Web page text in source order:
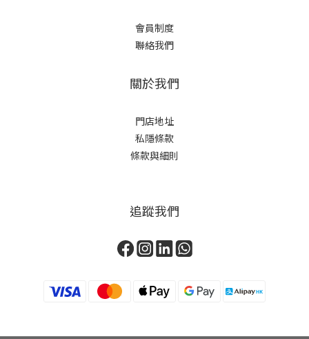
會員制度
聯絡我們
關於我們
門店地址
私隱條款
條款與細則
追蹤我們